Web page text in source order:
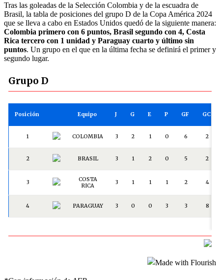
Tras las goleadas de la Selección Colombia y de la escuadra de
Brasil, la tabla de posiciones del grupo D de la Copa América 2024
que se lleva a cabo en Estados Unidos quedó de la siguiente manera:
Colombia primero con 6 puntos, Brasil segundo con 4, Costa
Rica tercero con 1 unidad y Paraguay cuarto y último sin
puntos. Un grupo en el que en la última fecha se definirá el primer y
segundo lugar.